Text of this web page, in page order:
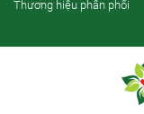
Thương hiệu phân phối